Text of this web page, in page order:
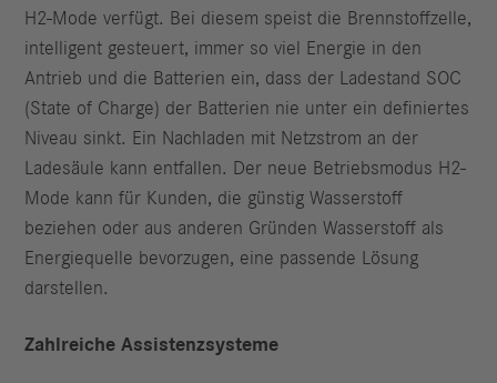
H2‑Mode verfügt. Bei diesem speist die Brennstoffzelle,
intelligent gesteuert, immer so viel Energie in den
Antrieb und die Batterien ein, dass der Ladestand SOC
(State of Charge) der Batterien nie unter ein definiertes
Niveau sinkt. Ein Nachladen mit Netzstrom an der
Ladesäule kann entfallen. Der neue Betriebsmodus H2-
Mode kann für Kunden, die günstig Wasserstoff
beziehen oder aus anderen Gründen Wasserstoff als
Energiequelle bevorzugen, eine passende Lösung
darstellen.
Zahlreiche Assistenzsysteme